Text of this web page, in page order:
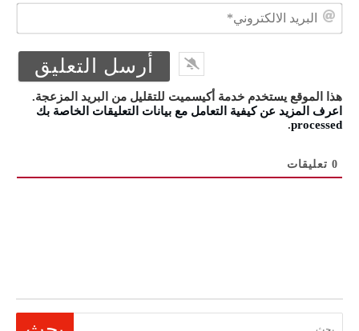
هذا الموقع يستخدم خدمة أكيسميت للتقليل من البريد المزعجة.
اعرف المزيد عن كيفية التعامل مع بيانات التعليقات الخاصة بك
processed
.
0 تعليقات
البحث عن: